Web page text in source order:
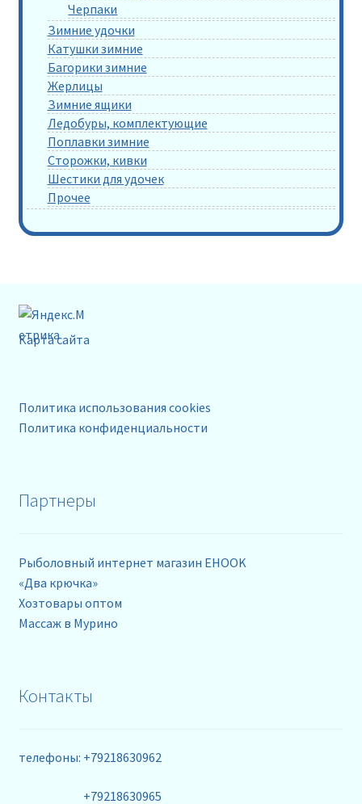
Черпаки
Зимние удочки
Катушки зимние
Багорики зимние
Жерлицы
Зимние ящики
Ледобуры, комплектующие
Поплавки зимние
Сторожки, кивки
Шестики для удочек
Прочее
Карта сайта
Политика использования cookies
Политика конфиденциальности
Партнеры
Рыболовный интернет магазин EHOOK
«Два крючка»
Хозтовары оптом
Массаж в Мурино
Контакты
телефоны: +79218630962
+79218630965